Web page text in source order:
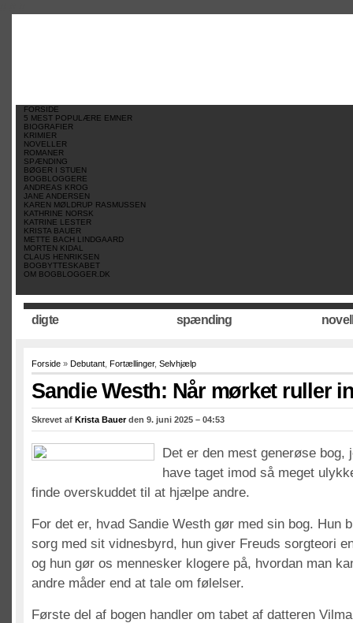
FORSIDE
5 MEST POPULÆRE EMNER
BIOGRAFIER
KRIMIER
NOVELLER
ROMANER
SPÆNDING
BØGER I STUEN
BOGBLOGGERE
ANDREAS KROG
JANE ANDERSEN
KAREN MØLDRUP RASMUSSEN
KATHRINE NORSK
KATRINE LESTER
KRISTA BAUER
METTE BACH LINDGAARD
MORTEN KIDAL
CLAUS HENRIKSEN
BOGBYTTESKABET
OM BOGBLOGGER.DK
digte spænding
Forside » Debutant Fortællinger, Selvhjælp
Sandie Westh: Når mørket ruller
Skrevet af Krista Bauerden 9. juni 2025 – 04:53
Det er den mest generøse
have taget imod så meget
finde overskuddet til at hjælpe andre.
For det er, hvad Sandie Westh gør med sin bog. Hun
sorg med sit vidnesbyrd, hun giver Freuds sorgteori
og hun gør os mennesker klogere på, hvordan man
andre måder end at tale om følelser.
Første del af bogen handler om tabet af datteren